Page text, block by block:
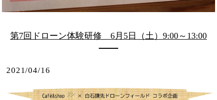
第7回ドローン体験研修 6月5日（土）9:00～13:00
2021/04/16